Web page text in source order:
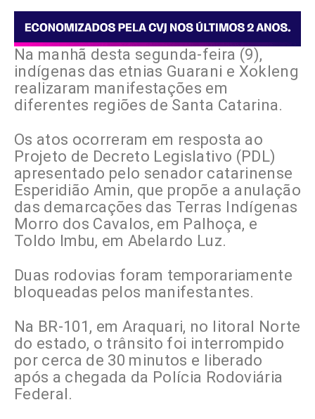
Na manhã desta segunda-feira (9),
indígenas das etnias Guarani e Xokleng
realizaram manifestações em
diferentes regiões de Santa Catarina.
Os atos ocorreram em resposta ao
Projeto de Decreto Legislativo (PDL)
apresentado pelo senador catarinense
Esperidião Amin, que propõe a anulação
das demarcações das Terras Indígenas
Morro dos Cavalos, em Palhoça, e
Toldo Imbu, em Abelardo Luz.
Duas rodovias foram temporariamente
bloqueadas pelos manifestantes.
Na BR-101, em Araquari, no litoral Norte
do estado, o trânsito foi interrompido
por cerca de 30 minutos e liberado
após a chegada da Polícia Rodoviária
Federal.